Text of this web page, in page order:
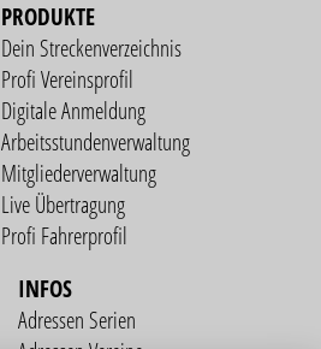
PRODUKTE
Dein Streckenverzeichnis
Profi Vereinsprofil
Digitale Anmeldung
Arbeitsstundenverwaltung
Mitgliederverwaltung
Live Übertragung
Profi Fahrerprofil
INFOS
Adressen Serien